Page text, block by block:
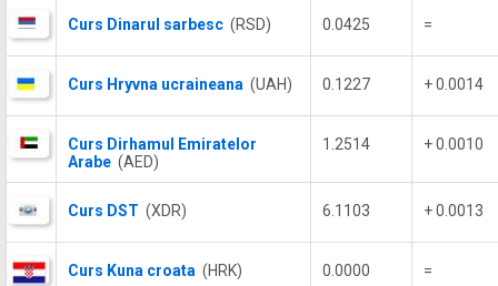
Curs Dinarul sarbesc (RSD) 0.0425 =
Curs Hryvna ucraineana (UAH) 0.1227 + 0.0014
Curs Dirhamul Emiratelor
Arabe (AED)
1.2514 + 0.0010
Curs DST (XDR) 6.1103 + 0.0013
Curs Kuna croata (HRK) 0.0000 =